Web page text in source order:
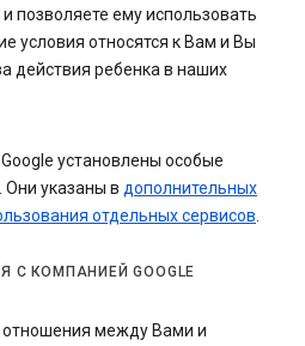
позволяете ему использовать
условия относятся к Вам и Вы
действия ребенка в наших
установлены особые
Они указаны в дополнительных
отдельных сервисов.
КОМПАНИЕЙ GOOGLE
между Вами и